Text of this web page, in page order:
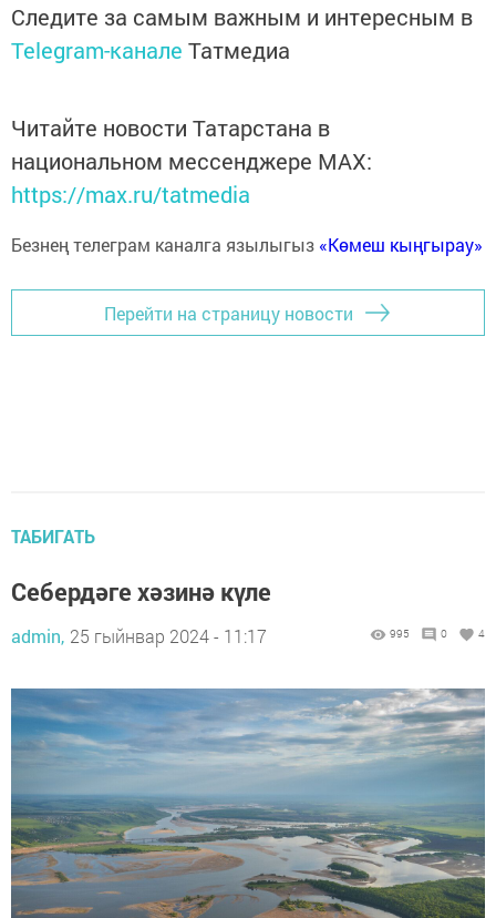
Следите за самым важным и интересным в
Telegram-канале Татмедиа
Читайте новости Татарстана в
национальном мессенджере MАХ:
https://max.ru/tatmedia
Безнең телеграм каналга язылыгыз «Көмеш кыңгырау»
Перейти на страницу новости
ТАБИГАТЬ
Себердәге хәзинә күле
admin, 25 гыйнвар 2024 - 11:17 995 0 4